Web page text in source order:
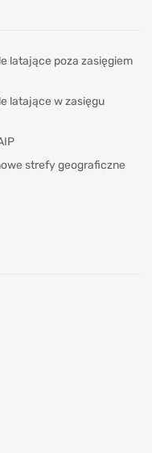
latające poza zasięgiem
latające w zasięgu
strefy geograficzne